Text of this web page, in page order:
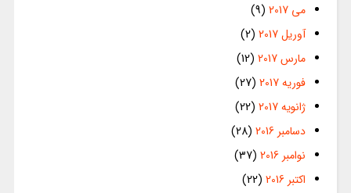
می 2017
(9)
آوریل 2017
(2)
مارس 2017
(12)
فوریه 2017
(27)
ژانویه 2017
(22)
دسامبر 2016
(28)
نوامبر 2016
(37)
اکتبر 2016
(22)